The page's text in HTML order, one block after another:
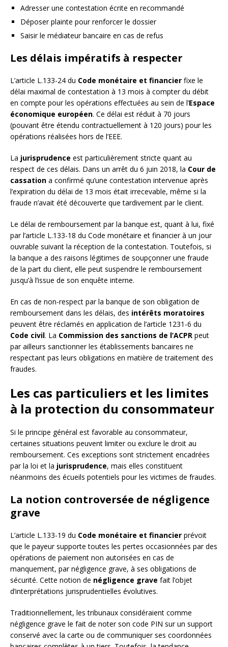
Adresser une contestation écrite en recommandé
Déposer plainte pour renforcer le dossier
Saisir le médiateur bancaire en cas de refus
Les délais impératifs à respecter
L’article L.133-24 du Code monétaire et financier fixe le
délai maximal de contestation à 13 mois à compter du débit
en compte pour les opérations effectuées au sein de l’Espace
économique européen. Ce délai est réduit à 70 jours
(pouvant être étendu contractuellement à 120 jours) pour les
opérations réalisées hors de l’EEE.
La jurisprudence est particulièrement stricte quant au
respect de ces délais. Dans un arrêt du 6 juin 2018, la Cour de
cassation a confirmé qu’une contestation intervenue après
l’expiration du délai de 13 mois était irrecevable, même si la
fraude n’avait été découverte que tardivement par le client.
Le délai de remboursement par la banque est, quant à lui, fixé
par l’article L.133-18 du Code monétaire et financier à un jour
ouvrable suivant la réception de la contestation. Toutefois, si
la banque a des raisons légitimes de soupçonner une fraude
de la part du client, elle peut suspendre le remboursement
jusqu’à l’issue de son enquête interne.
En cas de non-respect par la banque de son obligation de
remboursement dans les délais, des intérêts moratoires
peuvent être réclamés en application de l’article 1231-6 du
Code civil. La Commission des sanctions de l’ACPR peut
par ailleurs sanctionner les établissements bancaires ne
respectant pas leurs obligations en matière de traitement des
fraudes.
Les cas particuliers et les limites
à la protection du consommateur
Si le principe général est favorable au consommateur,
certaines situations peuvent limiter ou exclure le droit au
remboursement. Ces exceptions sont strictement encadrées
par la loi et la jurisprudence, mais elles constituent
néanmoins des écueils potentiels pour les victimes de fraudes.
La notion controversée de négligence
grave
L’article L.133-19 du Code monétaire et financier prévoit
que le payeur supporte toutes les pertes occasionnées par des
opérations de paiement non autorisées en cas de
manquement, par négligence grave, à ses obligations de
sécurité. Cette notion de négligence grave fait l’objet
d’interprétations jurisprudentielles évolutives.
Traditionnellement, les tribunaux considéraient comme
négligence grave le fait de noter son code PIN sur un support
conservé avec la carte ou de communiquer ses coordonnées